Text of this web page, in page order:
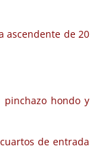
ascendente de 20
pinchazo hondo y
de entrada